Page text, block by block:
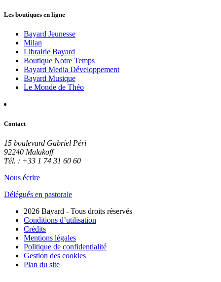
Les boutiques en ligne
Bayard Jeunesse
Milan
Librairie Bayard
Boutique Notre Temps
Bayard Media Développement
Bayard Musique
Le Monde de Théo
Contact
15 boulevard Gabriel Péri
92240 Malakoff
Tél. : +33 1 74 31 60 60
Nous écrire
Délégués en pastorale
2026 Bayard - Tous droits réservés
Conditions d’utilisation
Crédits
Mentions légales
Politique de confidentialité
Gestion des cookies
Plan du site